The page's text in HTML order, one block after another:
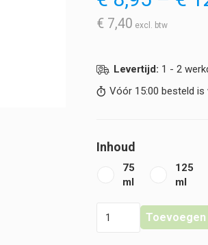
€ 7,40
Levertijd: 1 - 2
Vóór 15:00 besteld is
Inhoud
75
ml
125
ml
Toevoegen